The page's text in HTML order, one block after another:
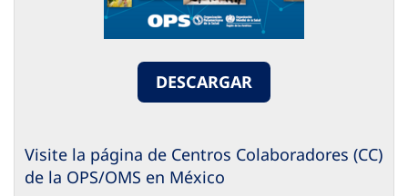
DESCARGAR
Visite la página de Centros Colaboradores (CC)
de la OPS/OMS en México